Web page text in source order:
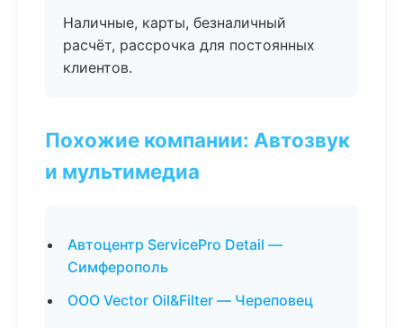
Наличные, карты, безналичный
расчёт, рассрочка для постоянных
клиентов.
Похожие компании: Автозвук
и мультимедиа
Автоцентр ServicePro Detail —
Симферополь
ООО Vector Oil&Filter — Череповец